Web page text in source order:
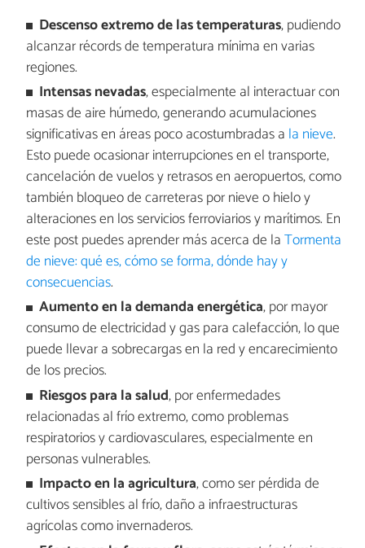
Descenso extremo de las temperaturas, pudiendo
alcanzar récords de temperatura mínima en varias
regiones.
Intensas nevadas, especialmente al interactuar con
masas de aire húmedo, generando acumulaciones
significativas en áreas poco acostumbradas a la nieve.
Esto puede ocasionar interrupciones en el transporte,
cancelación de vuelos y retrasos en aeropuertos, como
también bloqueo de carreteras por nieve o hielo y
alteraciones en los servicios ferroviarios y marítimos. En
este post puedes aprender más acerca de laTormenta
de nieve: qué es, cómo se forma, dónde hay y
consecuencias.
Aumento en la demanda energética, por mayor
consumo de electricidad y gas para calefacción, lo que
puede llevar a sobrecargas en la red y encarecimiento
de los precios.
Riesgos para la salud, por enfermedades
relacionadas al frío extremo, como problemas
respiratorios y cardiovasculares, especialmente en
personas vulnerables.
Impacto en la agricultura, como ser pérdida de
cultivos sensibles al frío, daño a infraestructuras
agrícolas como invernaderos.